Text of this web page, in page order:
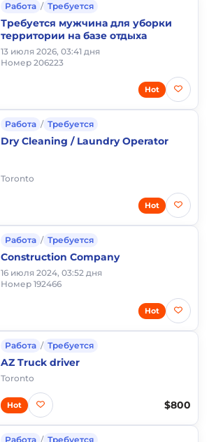
Работа / Требуется
Требуется мужчина для уборки
территории на базе отдыха
13 июля 2026, 03:41 дня
Номер 206223
Hot
Работа / Требуется
Dry Cleaning / Laundry Operator
Toronto
Hot
Работа / Требуется
Construction Company
16 июля 2024, 03:52 дня
Номер 192466
Hot
Работа / Требуется
AZ Truck driver
Toronto
$800
Hot
Работа / Требуется